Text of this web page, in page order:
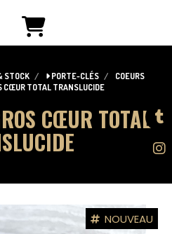
STOCK PORTE-CLÉS
COEURS
CŒUR TOTAL TRANSLUCIDE
CŒUR TOTAL
NOUVEAU